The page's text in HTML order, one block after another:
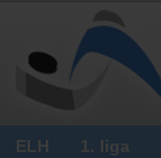
ELH 1. liga